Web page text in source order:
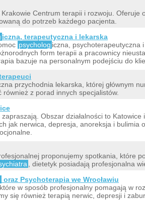
Centrum terapii i rozwoju. Oferuje
do potrzeb każdego pacjenta.
iczna, terapeutyczna i lekarska
psycholog iczna, psychoterapeutyczna
form terapii a pracownicy
bazuje na personalnym podejściu do
przychodnia lekarska, której głównym
z porad innych specjalistów.
Obszar działalności to
jak nerwica, depresja, anoreksja i bulimia
proponujemy spotkania, które
, dietetyk posiadają profesjonalna
oraz Psychoterapia we Wrocławiu
w sposób profesjonalny pomagają w
się również terapią nerwic, depresji i